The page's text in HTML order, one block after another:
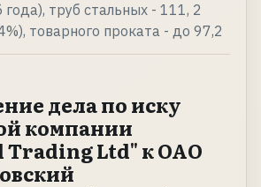
труб стальных - 111, 2
товарного проката - до 97,2
дела по иску
компании
Trading Ltd" к ОАО